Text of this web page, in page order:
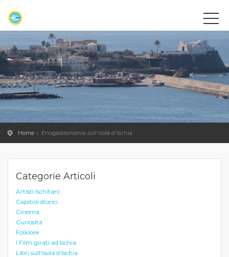
Home Enogastronomia sull'isola d'Ischia
Categorie Articoli
Artisti Ischitani
Capitoli storici
Cinema
Curiosità
Folklore
I Film girati ad Ischia
Libri sull'isola d'Ischia